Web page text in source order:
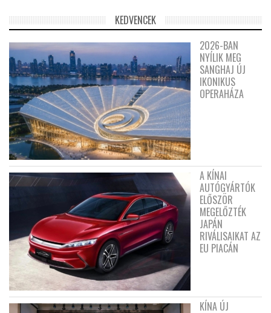
KEDVENCEK
2026-BAN
NYÍLIK MEG
SANGHAJ ÚJ
IKONIKUS
OPERAHÁZA
A KÍNAI
AUTÓGYÁRTÓK
ELŐSZÖR
MEGELŐZTÉK
JAPÁN
RIVÁLISAIKAT AZ
EU PIACÁN
KÍNA ÚJ